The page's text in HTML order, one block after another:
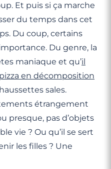
Et puis si ça marche
du temps dans cet
Du coup, certains
Du genre, la
maniaque et qu’il
en décomposition
sales.
étrangement
presque, pas d’objets
vie ? Ou qu’il se sert
les filles ? Une